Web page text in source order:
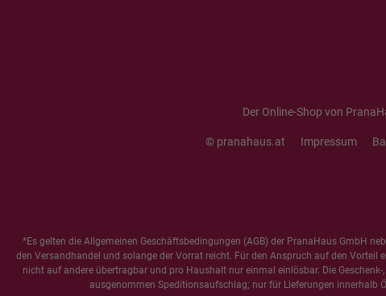
Der Online-Shop von
© pranahaus.at Impressum
*Es gelten die Allgemeinen Geschäftsbedingungen (AGB) der PranaHaus GmbH
den Versandhandel und solange der Vorrat reicht. Für den Anspruch auf den
nicht auf andere übertragbar und pro Haushalt nur einmal einlösbar. Die
ausgenommen Speditionsaufschlag; nur für Lieferungen innerhalb